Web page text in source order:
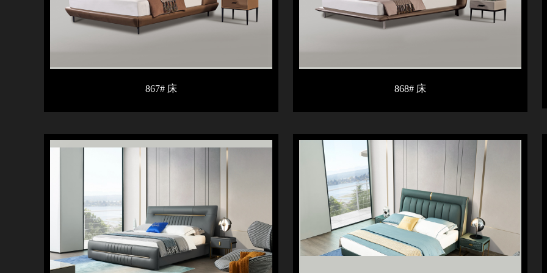
867# 床 868# 床